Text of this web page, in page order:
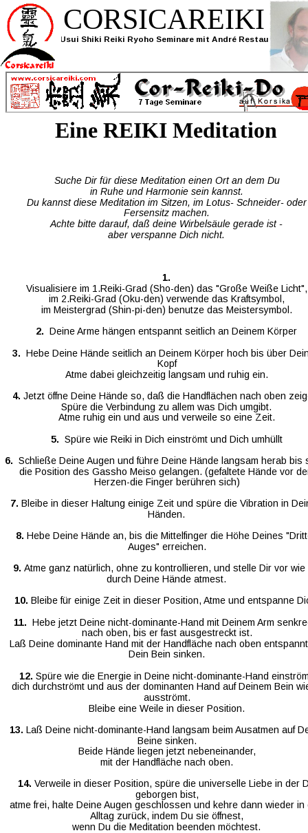
CORSICAREIKI
Usui Shiki Reiki Ryoho Seminare mit André Restau
Eine REIKI Meditation
Suche Dir für diese Meditation einen Ort an dem Du
in Ruhe und Harmonie sein kannst.
Du kannst diese Meditation im Sitzen, im Lotus- Schneider-
Fersensitz machen.
Achte bitte darauf, daß deine Wirbelsäule gerade ist -
aber verspanne Dich nicht.
1.
Visualisiere im 1.Reiki-Grad (Sho-den) das "Große Weiße Licht",
im 2.Reiki-Grad (Oku-den) verwende das Kraftsymbol,
im Meistergrad (Shin-pi-den) benutze das Meistersymbol.
2. Deine Arme hängen entspannt seitlich an Deinem Körper
3. Hebe Deine Hände seitlich an Deinem Körper hoch bis über
Kopf
Atme dabei gleichzeitig langsam und ruhig ein.
4. Jetzt öffne Deine Hände so, daß die Handflächen nach oben
Spüre die Verbindung zu allem was Dich umgibt.
Atme ruhig ein und aus und verweile so eine Zeit.
5. Spüre wie Reiki in Dich einströmt und Dich umhüllt
6. Schließe Deine Augen und führe Deine Hände langsam herab bis
die Position des Gassho Meiso gelangen. (gefaltete Hände vor
Herzen-die Finger berühren sich)
7. Bleibe in dieser Haltung einige Zeit und spüre die Vibration in
Händen.
8. Hebe Deine Hände an, bis die Mittelfinger die Höhe Deines
Auges" erreichen.
9. Atme ganz natürlich, ohne zu kontrollieren, und stelle Dir vor
durch Deine Hände atmest.
10. Bleibe für einige Zeit in dieser Position, Atme und entspanne
11. Hebe jetzt Deine nicht-dominante-Hand mit Deinem Arm
nach oben, bis er fast ausgestreckt ist.
Laß Deine dominante Hand mit der Handfläche nach oben
Dein Bein sinken.
12. Spüre wie die Energie in Deine nicht-dominante-Hand
dich durchströmt und aus der dominanten Hand auf Deinem Bein
ausströmt.
Bleibe eine Weile in dieser Position.
13. Laß Deine nicht-dominante-Hand langsam beim Ausatmen auf
Beine sinken.
Beide Hände liegen jetzt nebeneinander,
mit der Handfläche nach oben.
14. Verweile in dieser Position, spüre die universelle Liebe in der
geborgen bist,
atme frei, halte Deine Augen geschlossen und kehre dann wieder
Alltag zurück, indem Du sie öffnest,
wenn Du die Meditation beenden möchtest.